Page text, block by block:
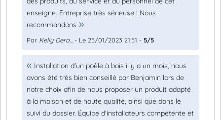
enseigne. Entreprise très sérieuse ! Nous
recommandons
Par Kelly Dera... - Le 25/01/2023 21:51 - 5/5
Installation d'un poêle à bois il y a un mois, nous
avons été très bien conseillé par Benjamin lors de
notre choix afin de nous proposer un produit adapté
à la maison et de haute qualité, ainsi que dans le
suivi du dossier. Équipe d'installateurs compétente et